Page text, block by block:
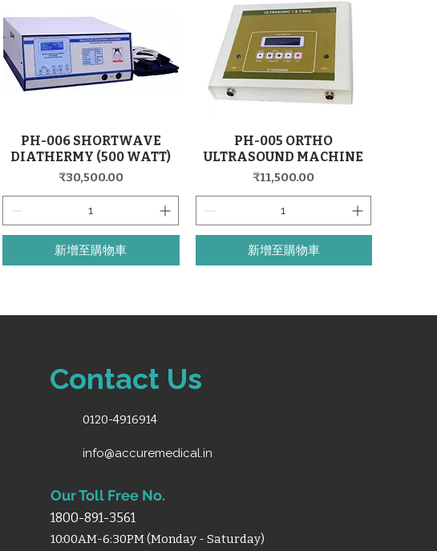
快速瀏覽
PH-006 SHORTWAVE
DIATHERMY (500 WATT)
價格
₹30,500.00
新增至購物車
快速瀏覽
PH-005 ORTHO
ULTRASOUND MACHINE
價格
₹11,500.00
新增至購物車
Contact Us
0120-4916914
info@accuremedical.in
Our Toll Free No.
1800-891-3561
10:00AM-6:30PM (Monday - Saturday)